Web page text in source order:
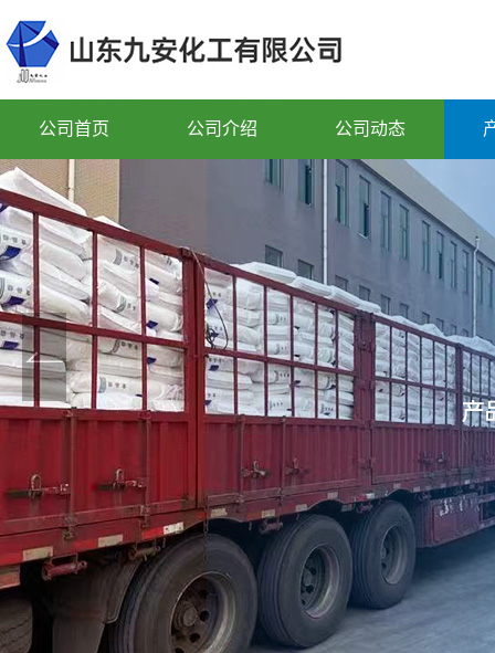
公司首页 公司介绍 公司动态